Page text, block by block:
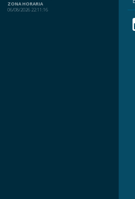
ZONA HORARIA
06/08/2026 22:11:16